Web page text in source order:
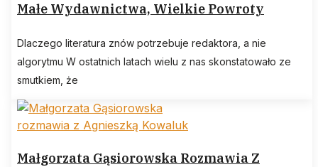
Małe Wydawnictwa, Wielkie Powroty
Dlaczego literatura znów potrzebuje redaktora, a nie
algorytmu W ostatnich latach wielu z nas skonstatowało ze
smutkiem, że
Małgorzata Gąsiorowska Rozmawia Z